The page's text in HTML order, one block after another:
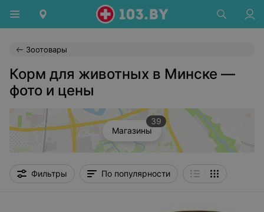
Зоотовары
Корм для животных в Минске —
фото и цены
Магазины
39
Фильтры По популярности